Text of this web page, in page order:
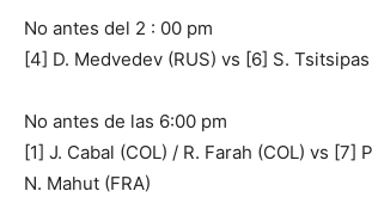
No antes del 2 : 00 pm
[4] D. Medvedev (RUS) vs [6] S. Tsitsipas
No antes de las 6:00 pm
[1] J. Cabal (COL) / R. Farah (COL) vs [7]
N. Mahut (FRA)